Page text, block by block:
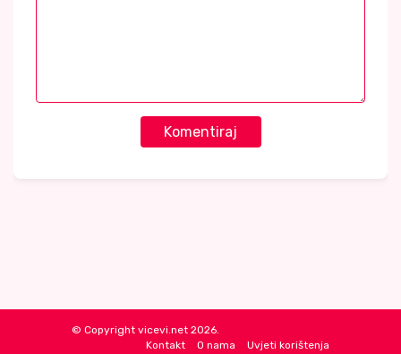
Komentiraj
© Copyright vicevi.net 2026.
Kontakt
O nama Uvjeti korištenja